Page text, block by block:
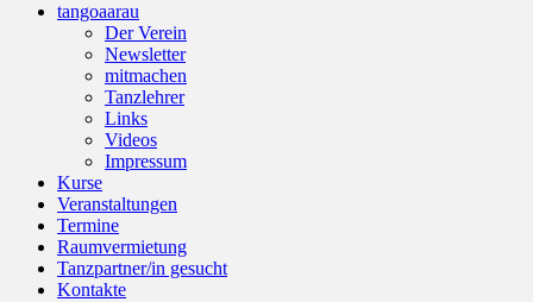
tangoaarau
Der Verein
Newsletter
mitmachen
Tanzlehrer
Links
Videos
Impressum
Kurse
Veranstaltungen
Termine
Raumvermietung
Tanzpartner/in gesucht
Kontakte